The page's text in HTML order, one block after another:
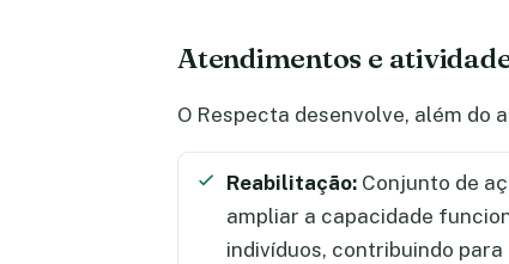
Atendimentos e
O Respecta desenvolve, além do
Reabilitação: Conjunto de
ampliar a capacidade
indivíduos, contribuindo